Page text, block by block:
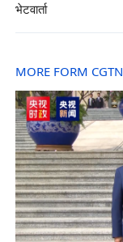
भेटवार्ता
MORE FORM CGTN